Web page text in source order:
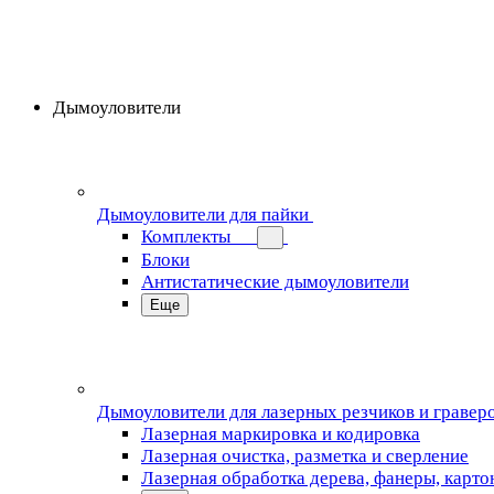
Дымоуловители
Дымоуловители для пайки
Комплекты
Блоки
Антистатические дымоуловители
Еще
Дымоуловители для лазерных резчиков и
Лазерная маркировка и кодировка
Лазерная очистка, разметка и сверление
Лазерная обработка дерева, фанеры,